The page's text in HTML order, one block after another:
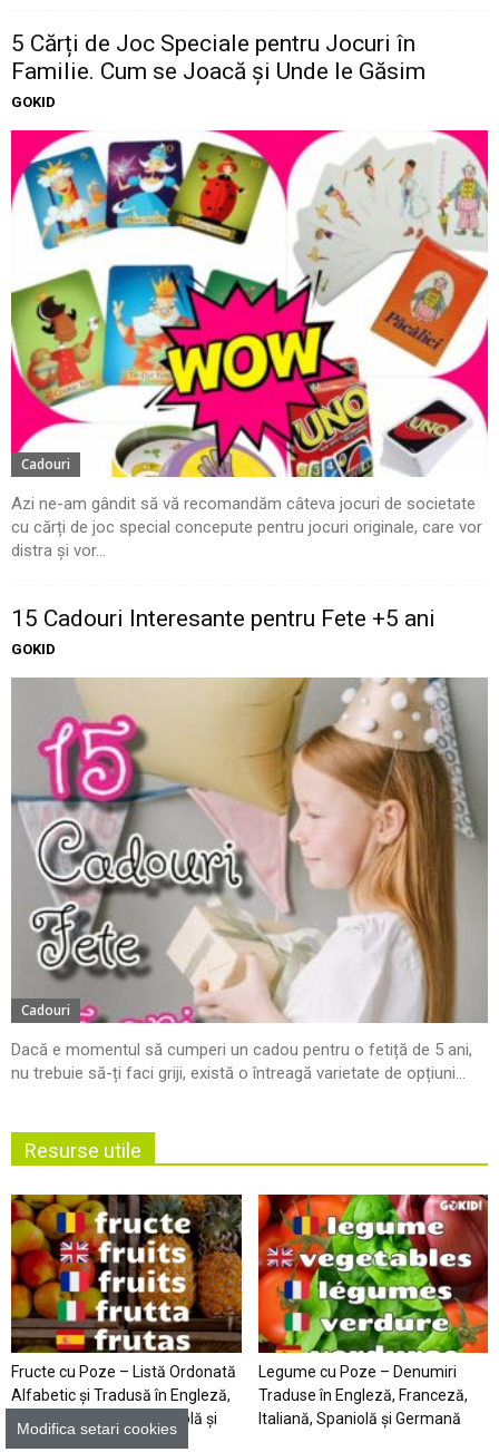
5 Cărți de Joc Speciale pentru Jocuri în
Familie. Cum se Joacă și Unde le Găsim
GOKID
Cadouri
Azi ne-am gândit să vă recomandăm câteva jocuri de societate
cu cărți de joc special concepute pentru jocuri originale, care vor
distra și vor...
15 Cadouri Interesante pentru Fete +5 ani
GOKID
Cadouri
Dacă e momentul să cumperi un cadou pentru o fetiță de 5 ani,
nu trebuie să-ți faci griji, există o întreagă varietate de opțiuni...
Resurse utile
Fructe cu Poze – Listă Ordonată
Alfabetic şi Tradusă în Engleză,
Franceză, Italiană, Spaniolă şi
Legume cu Poze – Denumiri
Traduse în Engleză, Franceză,
Italiană, Spaniolă şi Germană
Modifica setari cookies